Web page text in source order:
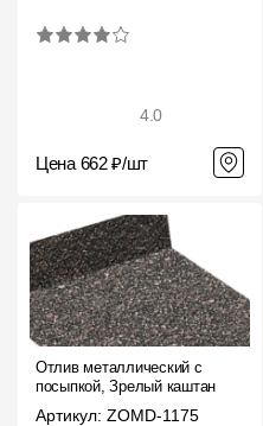
4.0
Цена 662 ₽/шт
Отлив металлический с
посыпкой, Зрелый каштан
Артикул: ZOMD-1175